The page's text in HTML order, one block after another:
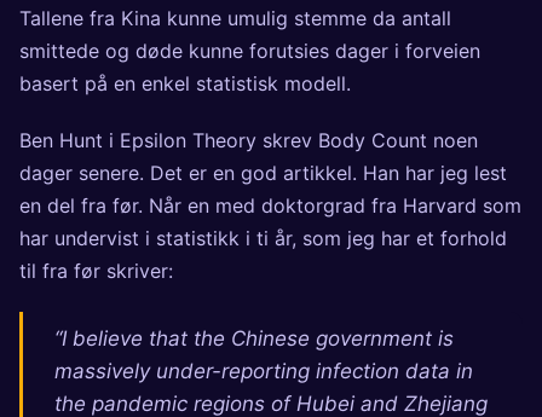
Tallene fra Kina kunne umulig stemme da antall
smittede og døde kunne forutsies dager i forveien
basert på en enkel statistisk modell.
Ben Hunt i Epsilon Theory skrev Body Count noen
dager senere. Det er en god artikkel. Han har jeg lest
en del fra før. Når en med doktorgrad fra Harvard som
har undervist i statistikk i ti år, som jeg har et forhold
til fra før skriver:
“I believe that the Chinese government is
massively under-reporting infection data in
the pandemic regions of Hubei and Zhejiang